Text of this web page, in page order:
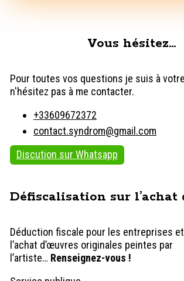
Vous hésitez…
Pour toutes vos questions je suis à
n'hésitez pas à me contacter.
+33609672372
contact.syndrom@gmail.com
Discution sur Whatsapp
Défiscalisation sur l’achat
Déduction fiscale pour les entreprises
l’achat d’œuvres originales peintes par
l’artiste… Renseignez-vous !